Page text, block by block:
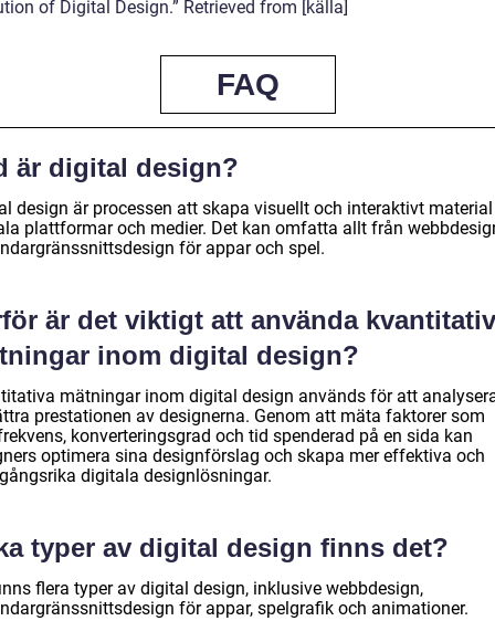
of Digital Design.” Retrieved from [källa]
FAQ
är digital design?
design är processen att skapa visuellt och interaktivt
plattformar och medier. Det kan omfatta allt från
för appar och spel.
är det viktigt att använda
inom digital design?
mätningar inom digital design används för att
prestationen av designerna. Genom att mäta faktorer som
konverteringsgrad och tid spenderad på en sida kan
optimera sina designförslag och skapa mer effektiva och
digitala designlösningar.
typer av digital design finns det?
flera typer av digital design, inklusive webbdesign,
för appar, spelgrafik och animationer.